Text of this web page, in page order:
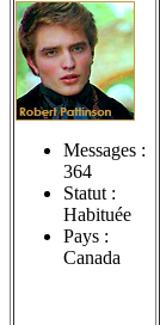
Messages :
364
Statut :
Habituée
Pays :
Canada